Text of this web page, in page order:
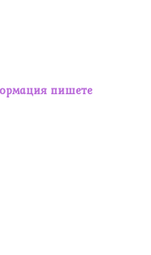
пишете